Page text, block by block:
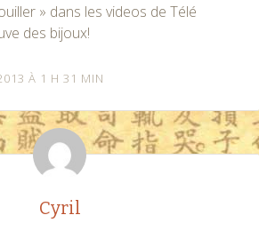
» dans les videos de Télé
des bijoux!
À 1 H 31 MIN
Cyril